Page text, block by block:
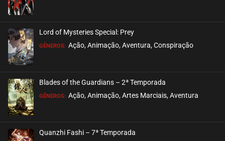
EPISÓDIO 02
EPISÓDIO 01
Lord of Mysteries Special: Prey
GÊNEROS: Ação, Animação, Aventura, Conspiração
Blades of the Guardians – 2ª Temporada
GÊNEROS: Ação, Animação, Artes Marciais, Aventura
Quanzhi Fashi – 7ª Temporada